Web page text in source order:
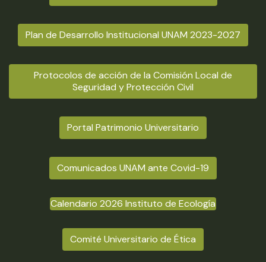
Plan de Desarrollo Institucional UNAM 2023-2027
Protocolos de acción de la Comisión Local de
Seguridad y Protección Civil
Portal Patrimonio Universitario
Comunicados UNAM ante Covid-19
Calendario 2026 Instituto de Ecología
Comité Universitario de Ética